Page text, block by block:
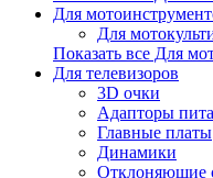
Для
Для
Показать все Для
Для телевизоров
3D очки
Адапторы
Главные платы
Динамики
Отклоняющие